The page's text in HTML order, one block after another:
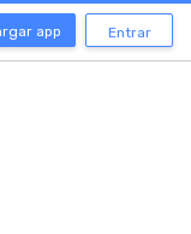
app Entrar